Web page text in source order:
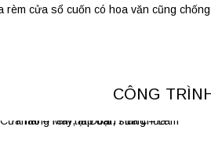
cửa sổ cuốn có hoa văn cũng
CÔNG